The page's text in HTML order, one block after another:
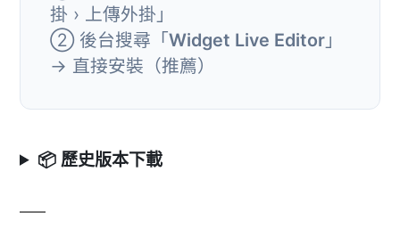
掛 › 上傳外掛」
② 後台搜尋「Widget Live Editor 」
→ 直接安裝（推薦）
📦 歷史版本下載